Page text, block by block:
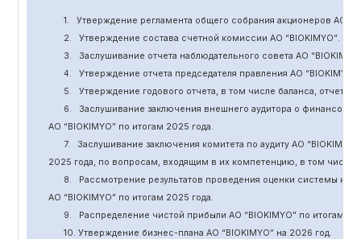
1. Утверждение регламента общего собрания акционеров АО “
2.
Утверждение состава счетной комиссии АО “BIOKIMYO”.
3.
Заслушивание отчета наблюдательного совета АО “BIOKIMYO
4.
Утверждение отчета председателя правления АО “BIOKIMYO
5.
Утверждение годового отчета, в том числе баланса, отчет о
6.
Заслушивание заключения внешнего аудитора о финансовой
АО “BIOKIMYO”по итогам 2025 года.
7.
Заслушивание заключения комитета по аудитуАО “BIOKIMYO
2025 года, по вопросам, входящим в их компетенцию, в том
8.
Рассмотрение результатов проведения оценки системы
АО “BIOKIMYO”по итогам 2025 года.
9.
Распределение чистой прибыли АО “BIOKIMYO”по итогам
10. Утверждение бизнес-плана АО “BIOKIMYO”на 2026 год.